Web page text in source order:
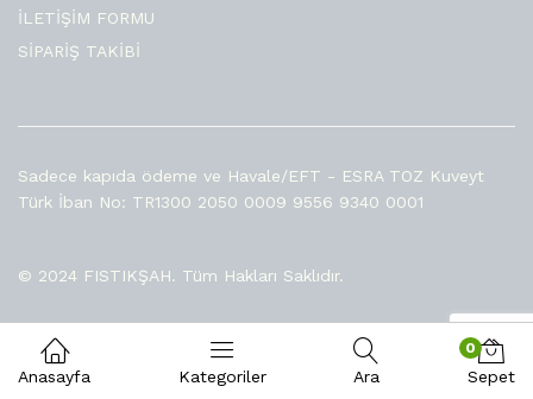
İLETİŞİM FORMU
SİPARİŞ TAKİBİ
© 2024 FISTIKŞAH. Tüm Hakları Saklıdır.
Sadece kapıda ödeme ve Havale/EFT - ESRA TOZ Kuveyt
Türk İban No: TR1300 2050 0009 9556 9340 0001
Anasayfa Kategoriler Ara
0
Sepet